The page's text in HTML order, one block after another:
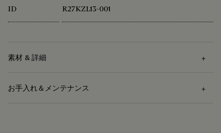
ID R27KZL13-001
素材 & 詳細
お手入れ＆メンテナンス